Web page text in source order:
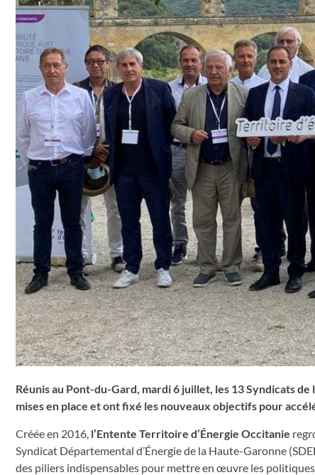
Réunis au Pont-du-Gard, mardi 6 juillet, les 13 Syndicats
mises en place et ont fixé les nouveaux objectifs pour
Créée en 2016, l’Entente Territoire d’Énergie Occitanie
Syndicat Départemental d’Énergie de la Haute-Garonne
des piliers indispensables pour mettre en œuvre les